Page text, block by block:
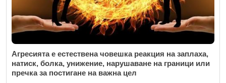
Агресията е естествена човешка реакция на заплаха,
натиск, болка, унижение, нарушаване на граници или
пречка за постигане на важна цел